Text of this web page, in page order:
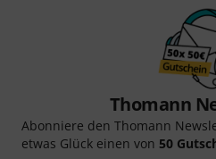
Thomann
Abonniere den Thomann
etwas Glück einen von 50